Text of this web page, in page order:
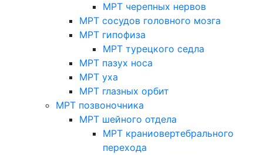
МРТ черепных нервов
МРТ сосудов головного мозга
МРТ гипофиза
МРТ турецкого седла
МРТ пазух носа
МРТ уха
МРТ глазных орбит
МРТ позвоночника
МРТ шейного отдела
МРТ краниовертебрального
перехода